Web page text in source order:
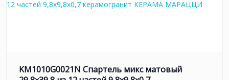
KM1010G0021N Спартель микс матовый